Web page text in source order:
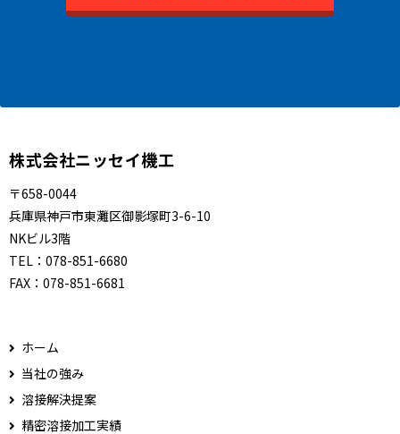
株式会社ニッセイ機工
〒658-0044
兵庫県神戸市東灘区御影塚町3-6-10
NKビル3階
TEL： 078-851-6680
FAX： 078-851-6681
ホーム
当社の強み
溶接解決提案
精密溶接加工実績